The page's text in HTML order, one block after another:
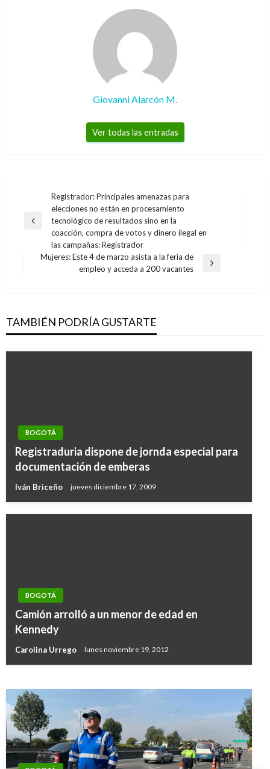
Giovanni Alarcón M.
Ver todas las entradas
Navegación
de
entradas
Entrada
Registrador: Principales amenazas para
elecciones no están en procesamiento
tecnológico de resultados sino en la
coacción, compra de votos y dinero ilegal en
las campañas: Registrador
Mujeres: Este 4 de marzo asista a la feria de
empleo y acceda a 200 vacantes
TAMBIÉN PODRÍA GUSTARTE
BOGOTÁ
Registraduria dispone de jornda especial para
documentación de emberas
Iván Briceño jueves diciembre 17, 2009
BOGOTÁ
Camión arrolló a un menor de edad en
Kennedy
Carolina Urrego lunes noviembre 19, 2012
El 84% del presupuesto de Bogotá se